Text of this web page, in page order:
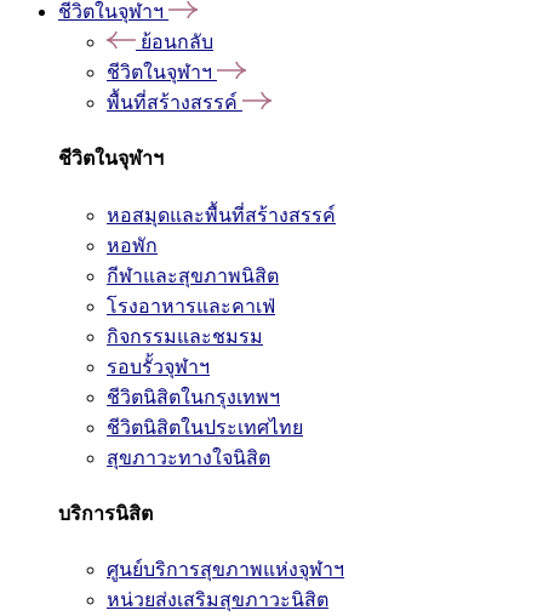
ชีวิตในจุฬาฯ
ย้อนกลับ
ชีวิตในจุฬาฯ
พื้นที่สร้างสรรค์
ชีวิตในจุฬาฯ
หอสมุดและพื้นที่สร้างสรรค์
หอพัก
กีฬาและสุขภาพนิสิต
โรงอาหารและคาเฟ่
กิจกรรมและชมรม
รอบรั้วจุฬาฯ
ชีวิตนิสิตในกรุงเทพฯ
ชีวิตนิสิตในประเทศไทย
สุขภาวะทางใจนิสิต
บริการนิสิต
ศูนย์บริการสุขภาพแห่งจุฬาฯ
หน่วยส่งเสริมสุขภาวะนิสิต